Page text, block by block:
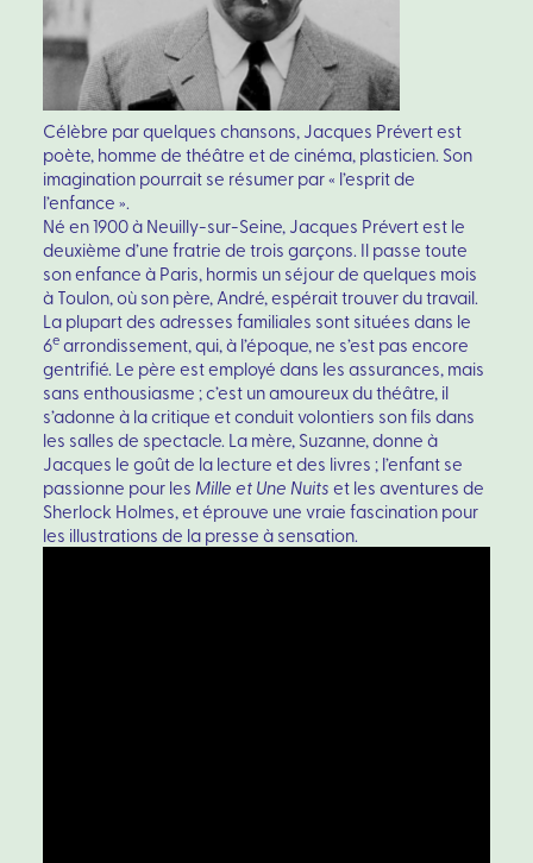
Célèbre par quelques chansons, Jacques Prévert est
poète, homme de théâtre et de cinéma, plasticien. Son
imagination pourrait se résumer par « l’esprit de
l’enfance ».
Né en 1900 à Neuilly-sur-Seine, Jacques Prévert est le
deuxième d’une fratrie de trois garçons. Il passe toute
son enfance à Paris, hormis un séjour de quelques mois
à Toulon, où son père, André, espérait trouver du travail.
La plupart des adresses familiales sont situées dans le
6e arrondissement, qui, à l’époque, ne s’est pas encore
gentrifié. Le père est employé dans les assurances, mais
sans enthousiasme ; c’est un amoureux du théâtre, il
s’adonne à la critique et conduit volontiers son fils dans
les salles de spectacle. La mère, Suzanne, donne à
Jacques le goût de la lecture et des livres ; l’enfant se
passionne pour les Mille et Une Nuits et les aventures de
Sherlock Holmes, et éprouve une vraie fascination pour
les illustrations de la presse à sensation.